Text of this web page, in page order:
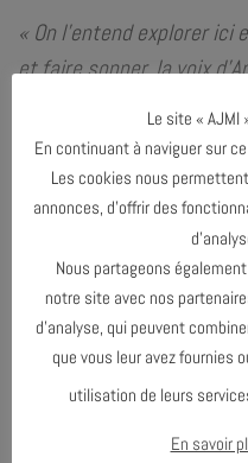
​« On l’entend explorer
et faire sonner, la voix
chant, d’une
Magazine)
Anne-Marie Jean :voix
Rémi Ploton :claviers
Cedrick Bec :batterie
Joan Eche-Puig :
Le site «
En continuant à naviguer sur
Les cookies nous
annonces, d’offrir des
Nous partageons
notre site avec nos
d’analyse, qui peuvent
que vous leur avez fournies
utilisation de leurs
En savoir